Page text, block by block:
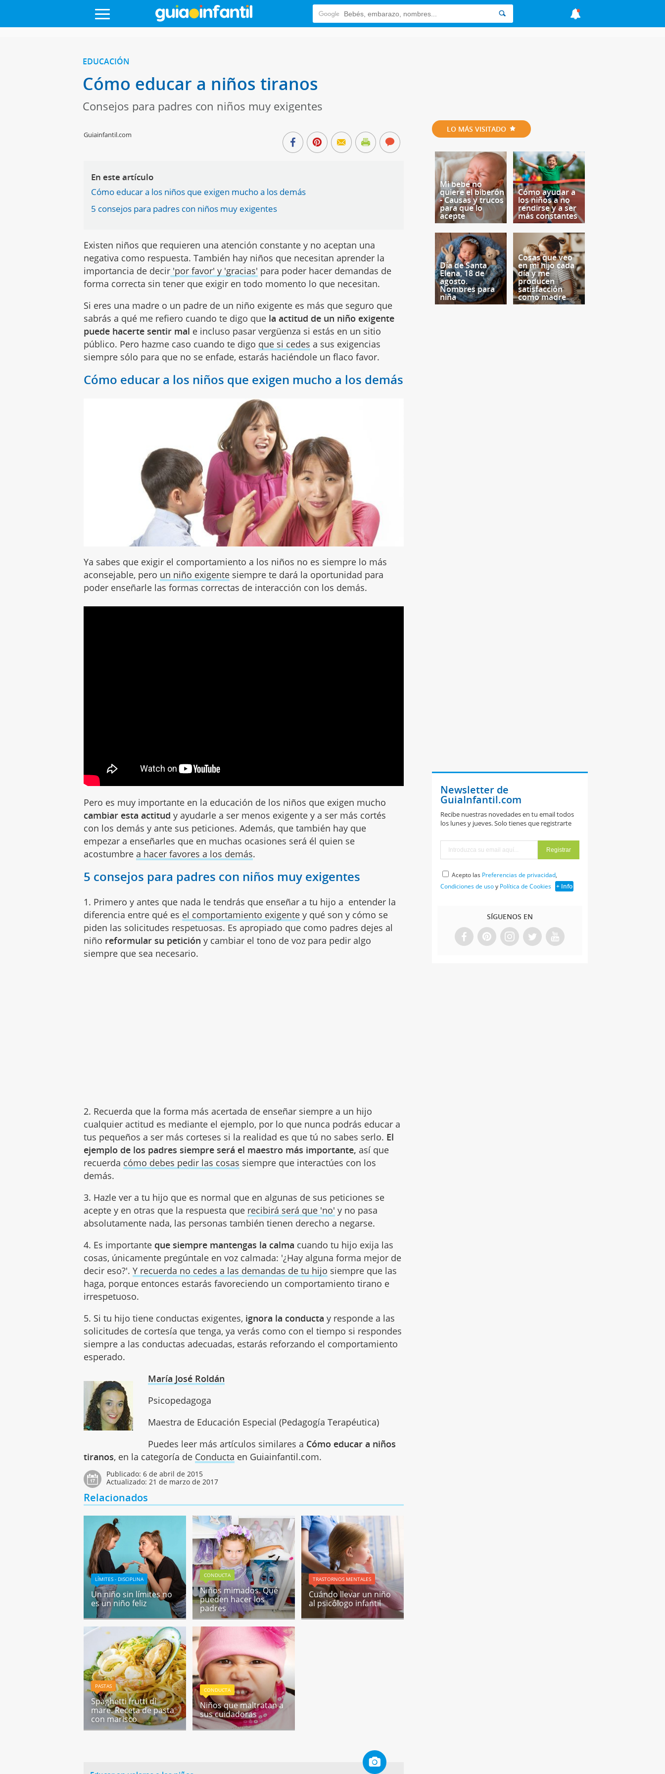
EDUCACIÓN
Cómo educar a niños tiranos
Consejos para padres con niños muy exigentes
Guiainfantil.com
En este artículo
Cómo educar a los niños que exigen mucho a los demás
5 consejos para padres con niños muy exigentes
Existen niños que requieren una atención constante y no aceptan una
negativa como respuesta. También hay niños que necesitan aprender la
importancia de decir 'por favor' y 'gracias' para poder hacer demandas de
forma correcta sin tener que exigir en todo momento lo que necesitan.
Si eres una madre o un padre de un niño exigente es más que seguro que
sabrás a qué me refiero cuando te digo que la actitud de un niño exigente
puede hacerte sentir mal e incluso pasar vergüenza si estás en un sitio
público. Pero hazme caso cuando te digo que si cedes a sus exigencias
siempre sólo para que no se enfade, estarás haciéndole un flaco favor.
Cómo educar a los niños que exigen mucho a los demás
Ya sabes que exigir el comportamiento a los niños no es siempre lo más
aconsejable, pero un niño exigente siempre te dará la oportunidad para
poder enseñarle las formas correctas de interacción con los demás.
Pero es muy importante en la educación de los niños que exigen mucho
cambiar esta actitudy ayudarle a ser menos exigente y a ser más cortés
con los demás y ante sus peticiones. Además, que también hay que
empezar a enseñarles que en muchas ocasiones será él quien se
acostumbre a hacer favores a los demás.
5 consejos para padres con niños muy exigentes
1. Primero y antes que nada le tendrás que enseñar a tu hijo a entender la
diferencia entre qué es el comportamiento exigente y qué son y cómo se
piden las solicitudes respetuosas. Es apropiado que como padres dejes al
niño reformular su peticióny cambiar el tono de voz para pedir algo
siempre que sea necesario.
2. Recuerda que la forma más acertada de enseñar siempre a un hijo
cualquier actitud es mediante el ejemplo, por lo que nunca podrás educar a
tus pequeños a ser más corteses si la realidad es que tú no sabes serlo. El
ejemplo de los padres siempre será el maestro más importante, así que
recuerda cómo debes pedir las cosas siempre que interactúes con los
demás.
3. Hazle ver a tu hijo que es normal que en algunas de sus peticiones se
acepte y en otras que la respuesta que recibirá será que 'no' y no pasa
absolutamente nada, las personas también tienen derecho a negarse.
4. Es importante que siempre mantengas la calma cuando tu hijo exija las
cosas, únicamente pregúntale en voz calmada: '¿Hay alguna forma mejor de
decir eso?'.Y recuerda no cedes a las demandas de tu hijo siempre que las
haga, porque entonces estarás favoreciendo un comportamiento tirano e
irrespetuoso.
5. Si tu hijo tiene conductas exigentes, ignora la conducta y responde a las
solicitudes de cortesía que tenga, ya verás como con el tiempo si respondes
siempre a las conductas adecuadas, estarás reforzando el comportamiento
esperado.
María José Roldán
Psicopedagoga
Maestra de Educación Especial (Pedagogía Terapéutica)
Puedes leer más artículos similares a Cómo educar a niños
tiranos, en la categoría de Conducta en Guiainfantil.com.
Publicado:6 de abril de 2015
Actualizado:21 de marzo de 2017
Relacionados
LÍMITES - DISCIPLINA
Un niño sin límites no
es un niño feliz
CONDUCTA
Niños mimados. Qué
pueden hacer los
padres
TRASTORNOS MENTALES
Cuándo llevar un niño
al psicólogo infantil
PASTAS
Spaghetti frutti di
mare. Receta de pasta
con marisco
CONDUCTA
Niños que maltratan a
sus cuidadoras
LO MÁS VISITADO
Mi bebé no
quiere el biberón
- Causas y trucos
para que lo
acepte
Cómo ayudar a
los niños a no
rendirse y a ser
más constantes
Día de Santa
Elena, 18 de
agosto.
Nombres para
niña
Cosas que veo
en mi hijo cada
día y me
producen
satisfacción
como madre
Newsletter de
GuiaInfantil.com
Recibe nuestras novedades en tu email todos
los lunes y jueves. Solo tienes que registrarte
Acepto las Preferencias de privacidad,
Condiciones de usoy Política de Cookies + Info
SÍGUENOS EN